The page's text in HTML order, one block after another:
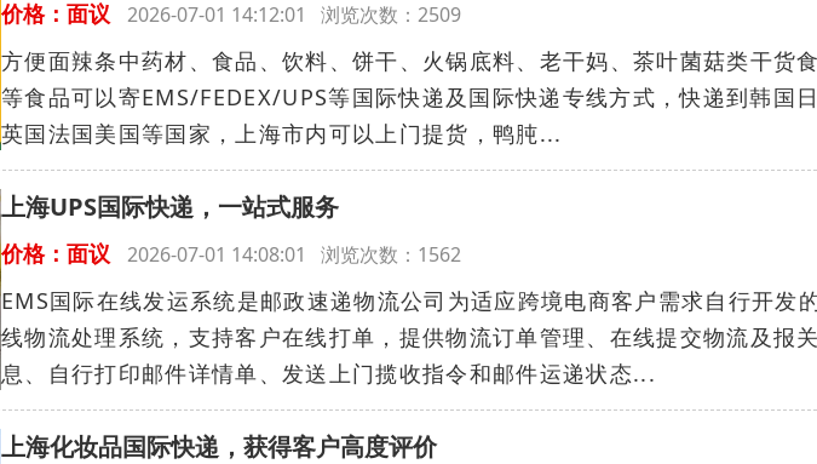
价格：面议 2026-07-01 14:12:01 浏览次数：2509
方便面辣条中药材、食品、饮料、饼干、火锅底料、老干妈、茶叶菌菇类干货
等食品可以寄EMS/FEDEX/UPS等国际快递及国际快递专线方式，快递到韩国
英国法国美国等国家，上海市内可以上门提货，鸭肫...
上海UPS国际快递，一站式服务
价格：面议 2026-07-01 14:08:01 浏览次数：1562
EMS国际在线发运系统是邮政速递物流公司为适应跨境电商客户需求自行开发
线物流处理系统，支持客户在线打单，提供物流订单管理、在线提交物流及报
息、自行打印邮件详情单、发送上门揽收指令和邮件运递状态...
上海化妆品国际快递，获得客户高度评价